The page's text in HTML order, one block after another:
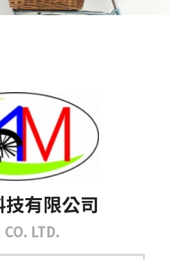
有限公司
LTD.